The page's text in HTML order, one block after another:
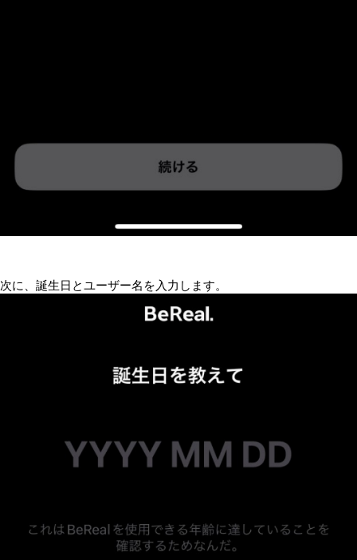
次に、誕生日とユーザー名を入力します。